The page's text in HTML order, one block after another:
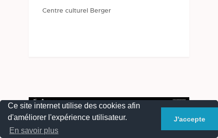
Centre culturel Berger
Ce site internet utilise des cookies afin
d'améliorer l'expérience utilisateur.
En savoir plus
J'accepte